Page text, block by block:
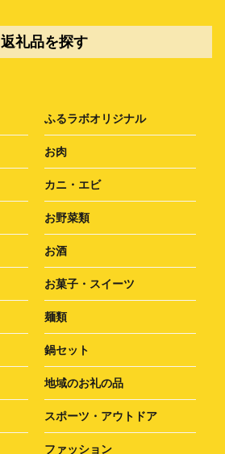
返礼品を探す
ふるラボオリジナル
お肉
カニ・エビ
お野菜類
お酒
お菓子・スイーツ
麺類
鍋セット
地域のお礼の品
スポーツ・アウトドア
ファッション